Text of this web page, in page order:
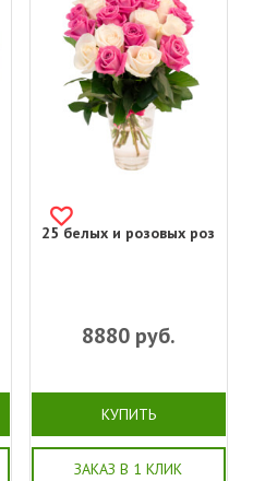
25 белых и розовых роз
8880руб.
КУПИТЬ
ЗАКАЗ В 1 КЛИК